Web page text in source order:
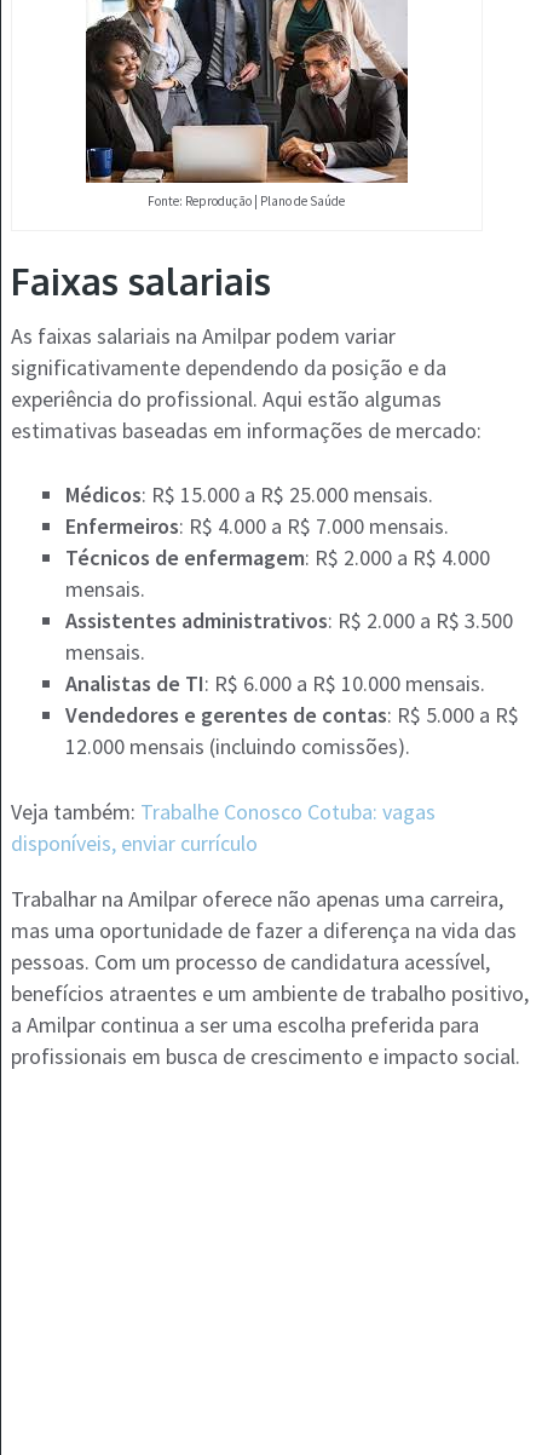
Fonte: Reprodução | Plano de Saúde
Faixas salariais
As faixas salariais na Amilpar podem variar
significativamente dependendo da posição e da
experiência do profissional. Aqui estão algumas
estimativas baseadas em informações de mercado:
Médicos: R$ 15.000 a R$ 25.000 mensais.
Enfermeiros: R$ 4.000 a R$ 7.000 mensais.
Técnicos de enfermagem: R$ 2.000 a R$ 4.000
mensais.
Assistentes administrativos: R$ 2.000 a R$ 3.500
mensais.
Analistas de TI: R$ 6.000 a R$ 10.000 mensais.
Vendedores e gerentes de contas: R$ 5.000 a R$
12.000 mensais (incluindo comissões).
Veja também: Trabalhe Conosco Cotuba: vagas
disponíveis, enviar currículo
Trabalhar na Amilpar oferece não apenas uma carreira,
mas uma oportunidade de fazer a diferença na vida das
pessoas. Com um processo de candidatura acessível,
benefícios atraentes e um ambiente de trabalho positivo,
a Amilpar continua a ser uma escolha preferida para
profissionais em busca de crescimento e impacto social.